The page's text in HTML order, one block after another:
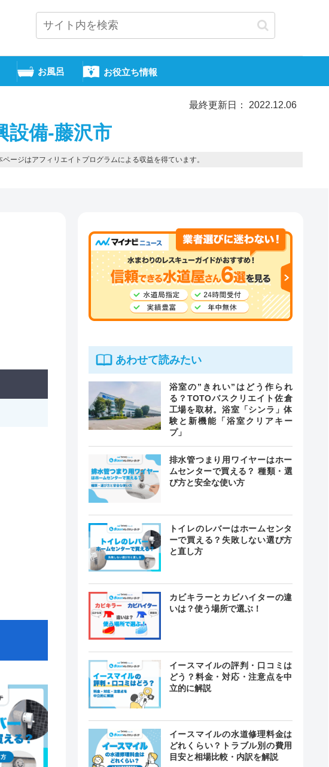
お風呂 お役立ち情報
最終更新日： 2022.12.06
設備-藤沢市
ージはアフィリエイトプログラムによる収益を得ています。
あわせて読みたい
浴室の”きれい”はどう作られ
る？TOTOバスクリエイト佐倉
工場を取材。浴室「シンラ」体
験と新機能「浴室クリアキー
プ」
排水管つまり用ワイヤーはホー
ムセンターで買える？ 種類・選
び方と安全な使い方
トイレのレバーはホームセンタ
ーで買える？失敗しない選び方
と直し方
カビキラーとカビハイターの違
いは？使う場所で選ぶ！
イースマイルの評判・口コミは
どう？料金・対応・注意点を中
立的に解説
イースマイルの水道修理料金は
どれくらい？トラブル別の費用
目安と相場比較・内訳を解説